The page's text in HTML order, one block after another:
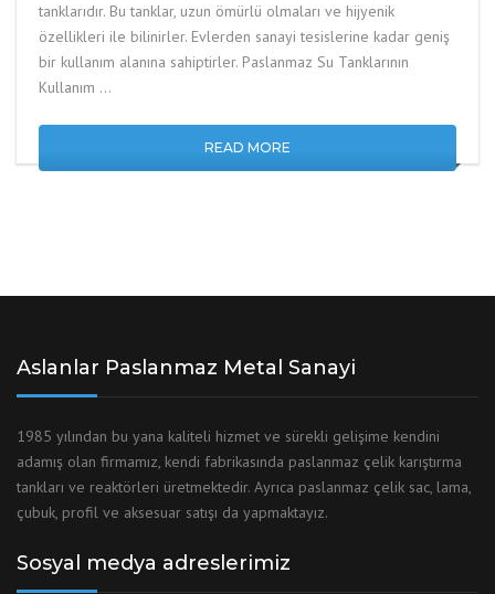
tanklarıdır. Bu tanklar, uzun ömürlü olmaları ve hijyenik
özellikleri ile bilinirler. Evlerden sanayi tesislerine kadar geniş
bir kullanım alanına sahiptirler. Paslanmaz Su Tanklarının
Kullanım …
READ MORE
Aslanlar Paslanmaz Metal Sanayi
1985 yılından bu yana kaliteli hizmet ve sürekli gelişime kendini
adamış olan firmamız, kendi fabrikasında paslanmaz çelik karıştırma
tankları ve reaktörleri üretmektedir. Ayrıca paslanmaz çelik sac, lama,
çubuk, profil ve aksesuar satışı da yapmaktayız.
Sosyal medya adreslerimiz